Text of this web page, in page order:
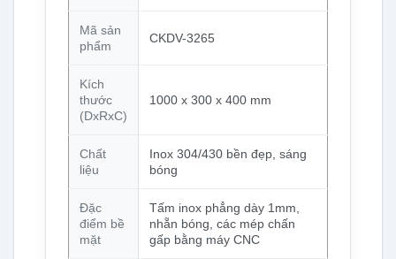
Mã sản
phẩm
CKDV-3265
Kích
thước
(DxRxC)
1000 x 300 x 400 mm
Chất
liệu
Inox 304/430 bền đẹp, sáng
bóng
Đặc
điểm bề
mặt
Tấm inox phẳng dày 1mm,
nhẵn bóng, các mép chấn
gấp bằng máy CNC